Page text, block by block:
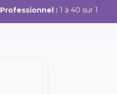
Professionnel : 1 à 40 sur 1